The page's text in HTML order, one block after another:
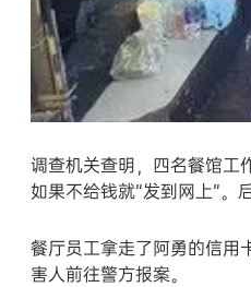
调查机关查明，四名餐馆工
如果不给钱就“发到网上”。
餐厅员工拿走了阿勇的信用
害人前往警方报案。